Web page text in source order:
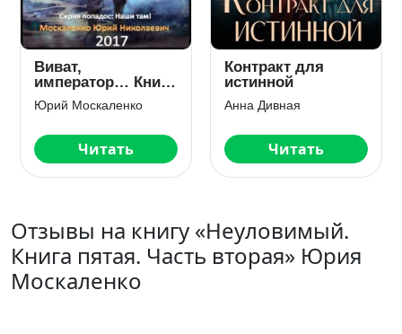
Королевская
Академия Магии.
Четвертый
факультет
Наталья Самсонова
Читать
Неугодная невеста
Дракона
проклятых земель
Эйрена Космос
Читать
Отзывы на книгу «Неуловимый.
Книга пятая. Часть вторая» Юрия
Москаленко